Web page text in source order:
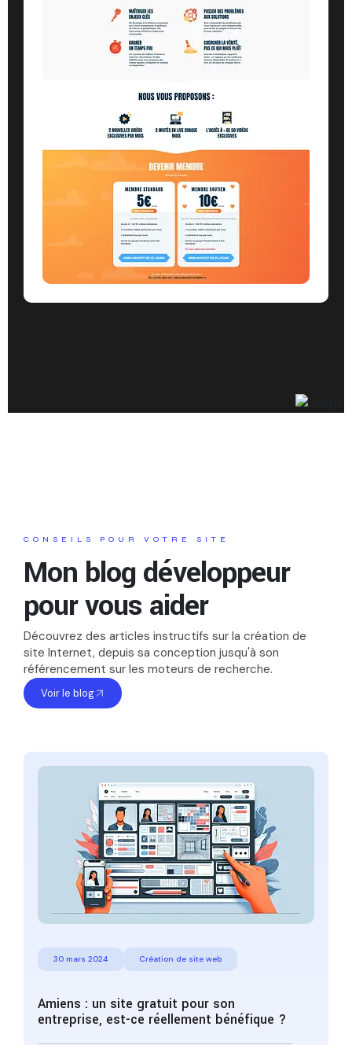
CONSEILS POUR VOTRE SITE
Mon blog développeur
pour vous aider
Découvrez des articles instructifs sur la création de
site Internet, depuis sa conception jusqu'à son
référencement sur les moteurs de recherche.
Voir le blog
30 mars 2024 Création de site web
Amiens : un site gratuit pour son
entreprise, est-ce réellement bénéfique ?